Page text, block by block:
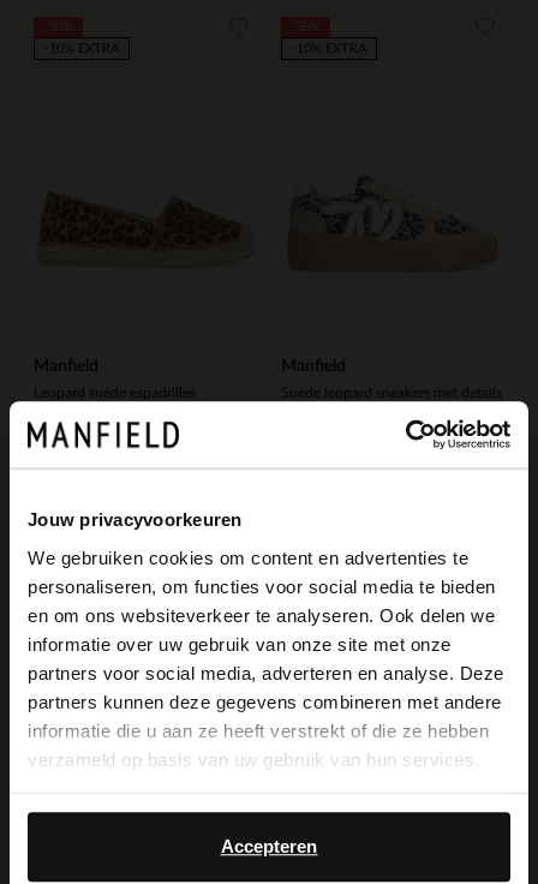
Jouw privacyvoorkeuren
We gebruiken cookies om content en advertenties te
personaliseren, om functies voor social media te bieden
en om ons websiteverkeer te analyseren. Ook delen we
informatie over uw gebruik van onze site met onze
partners voor social media, adverteren en analyse. Deze
partners kunnen deze gegevens combineren met andere
informatie die u aan ze heeft verstrekt of die ze hebben
verzameld op basis van uw gebruik van hun services.
Accepteren
Manfield
Leopard suède espadrilles
89.98
45.00
-10% EXTRA
Manfield
Suède leopard sneakers met details
-10% EXTRA
-10% EXTRA
×
View this website in English?
It looks like your language isn't Dutch. Would
you like to switch to English?
English